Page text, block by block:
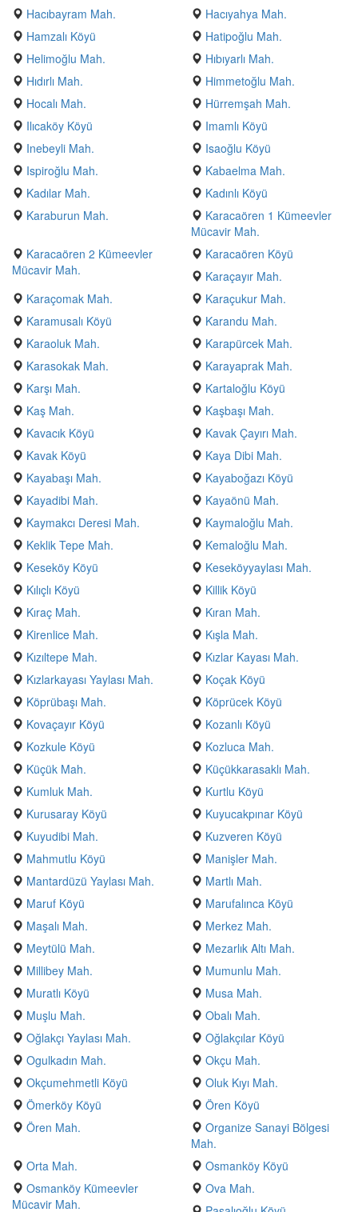
Hacıbayram Mah.
Hacıyahya Mah.
Hamzalı Köyü
Hatipoğlu Mah.
Helimoğlu Mah.
Hıbıyarlı Mah.
Hıdırlı Mah.
Himmetoğlu Mah.
Hocalı Mah.
Hürremşah Mah.
Ilıcaköy Köyü
Imamlı Köyü
Inebeyli Mah.
Isaoğlu Köyü
Ispiroğlu Mah.
Kabaelma Mah.
Kadılar Mah.
Kadınlı Köyü
Karaburun Mah.
Karacaören 1 Kümeevler
Mücavir Mah.
Karacaören 2 Kümeevler
Mücavir Mah.
Karacaören Köyü
Karaçayır Mah.
Karaçomak Mah.
Karaçukur Mah.
Karamusalı Köyü
Karandu Mah.
Karaoluk Mah.
Karapürcek Mah.
Karasokak Mah.
Karayaprak Mah.
Karşı Mah.
Kartaloğlu Köyü
Kaş Mah.
Kaşbaşı Mah.
Kavacık Köyü
Kavak Çayırı Mah.
Kavak Köyü
Kaya Dibi Mah.
Kayabaşı Mah.
Kayaboğazı Köyü
Kayadibi Mah.
Kayaönü Mah.
Kaymakcı Deresi Mah.
Kaymaloğlu Mah.
Keklik Tepe Mah.
Kemaloğlu Mah.
Keseköy Köyü
Keseköyyaylası Mah.
Kılıçlı Köyü
Killik Köyü
Kıraç Mah.
Kıran Mah.
Kirenlice Mah.
Kışla Mah.
Kızıltepe Mah.
Kızlar Kayası Mah.
Kızlarkayası Yaylası Mah.
Koçak Köyü
Köprübaşı Mah.
Köprücek Köyü
Kovaçayır Köyü
Kozanlı Köyü
Kozkule Köyü
Kozluca Mah.
Küçük Mah.
Küçükkarasaklı Mah.
Kumluk Mah.
Kurtlu Köyü
Kurusaray Köyü
Kuyucakpınar Köyü
Kuyudibi Mah.
Kuzveren Köyü
Mahmutlu Köyü
Manişler Mah.
Mantardüzü Yaylası Mah.
Martlı Mah.
Maruf Köyü
Marufalınca Köyü
Maşalı Mah.
Merkez Mah.
Meytülü Mah.
Mezarlık Altı Mah.
Millibey Mah.
Mumunlu Mah.
Muratlı Köyü
Musa Mah.
Muşlu Mah.
Obalı Mah.
Oğlakçı Yaylası Mah.
Oğlakçılar Köyü
Ogulkadın Mah.
Okçu Mah.
Okçumehmetli Köyü
Oluk Kıyı Mah.
Ömerköy Köyü
Ören Köyü
Ören Mah.
Organize Sanayi Bölgesi
Mah.
Orta Mah.
Osmanköy Köyü
Osmanköy Kümeevler
Mücavir Mah.
Ova Mah.